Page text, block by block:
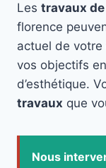
Les travaux
florence
actuel de votre
vos objectifs
d’esthétique.
travaux que
Nous